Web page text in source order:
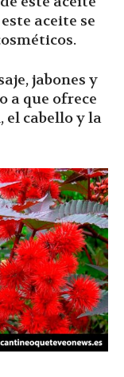
aceite se
jabones y
a que ofrece
el cabello y la